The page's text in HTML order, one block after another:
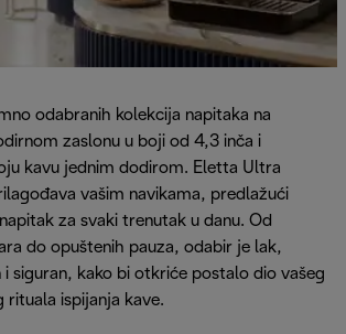
odabranih kolekcija napitaka na
zaslonu u boji od 4,3 inča i
kavu jednim dodirom. Eletta Ultra
vašim navikama, predlažući
za svaki trenutak u danu. Od
do opuštenih pauza, odabir je lak,
i siguran, kako bi otkriće postalo dio vašeg
rituala ispijanja kave.